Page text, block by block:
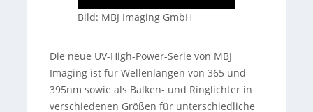
Bild: MBJ Imaging GmbH
Die neue UV-High-Power-Serie von MBJ
Imaging ist für Wellenlängen von 365 und
395nm sowie als Balken- und Ringlichter in
verschiedenen Größen für unterschiedliche